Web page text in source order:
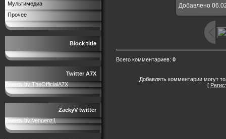
Мультимедиа
Прочее
Block title
Twitter A7X
Tweets by TheOfficialA7X
ZackyV twitter
Tweets by Vengenz1
Добавлено
Всего комментариев: 0
Добавлять комментарии могут
[